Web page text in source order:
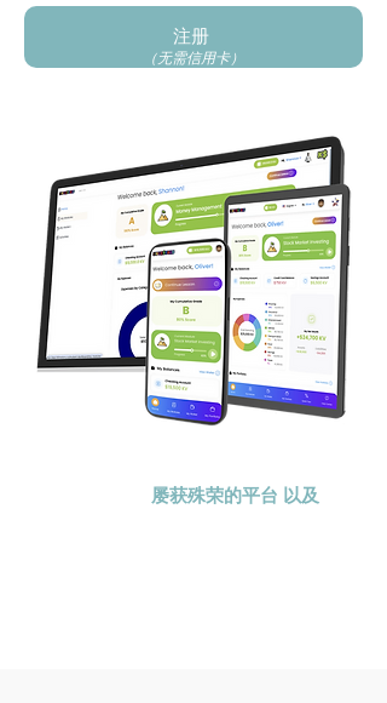
注册
（无需信用卡）
屡获殊荣的平台 以及